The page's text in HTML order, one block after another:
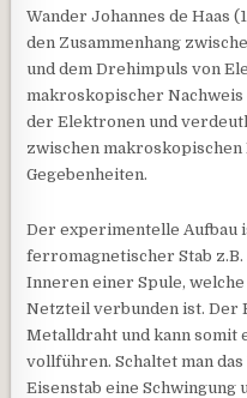
Wander Johannes de Haas
den Zusammenhang
und dem Drehimpuls von
makroskopischer Nachweis
der Elektronen und
zwischen
Gegebenheiten.
Der experimentelle Aufbau
ferromagnetischer Stab
Inneren einer Spule,
Netzteil verbunden ist. Der
Metalldraht und kann somit
vollführen. Schaltet man
Eisenstab eine Schwingung